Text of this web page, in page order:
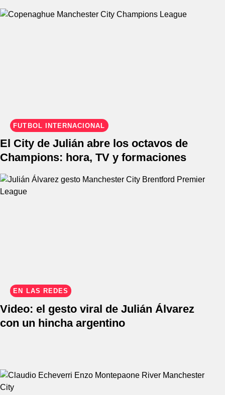
FÚTBOL INTERNACIONAL
El City de Julián abre los octavos de
Champions: hora, TV y formaciones
EN LAS REDES
Video: el gesto viral de Julián Álvarez
con un hincha argentino